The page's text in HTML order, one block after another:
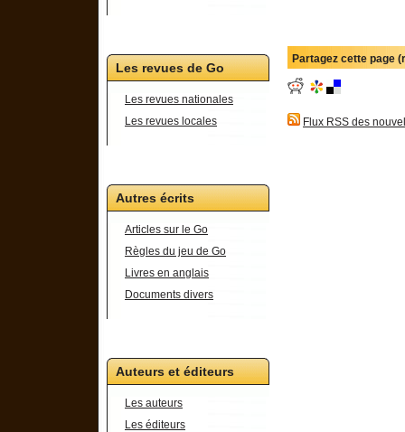
Les revues de Go
Les revues nationales
Les revues locales
Autres écrits
Articles sur le Go
Règles du jeu de Go
Livres en anglais
Documents divers
Auteurs et éditeurs
Les auteurs
Les éditeurs
Partagez cette page
Flux RSS des